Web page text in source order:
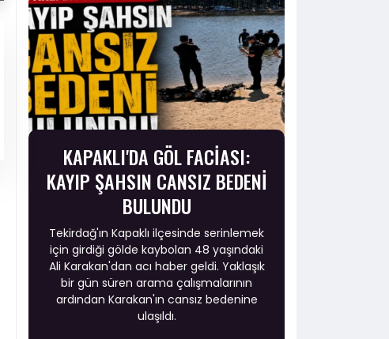
KAPAKLI'DA GÖL FACİASI:
KAYIP ŞAHSIN CANSIZ BEDENİ
BULUNDU
Tekirdağ'ın Kapaklı ilçesinde serinlemek
için girdiği gölde kaybolan 48 yaşındaki
Ali Karakan'dan acı haber geldi. Yaklaşık
bir gün süren arama çalışmalarının
ardından Karakan'ın cansız bedenine
ulaşıldı.